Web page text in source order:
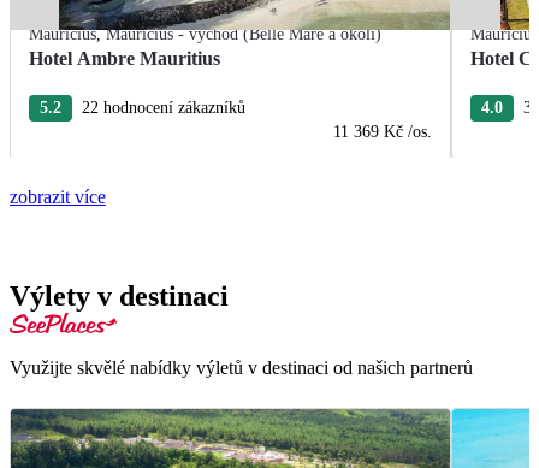
Mauricius,Mauricius - východ (Belle Mare a okolí)
Hotel Ambre Mauritius
5.2
22 hodnocení zákazníků
11 369 Kč /os.
Mauricius
Hotel
4.0 3
zobrazit více
Výlety v destinaci
Využijte skvělé nabídky výletů v destinaci od našich partnerů